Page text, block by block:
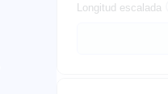
Longitud escalada